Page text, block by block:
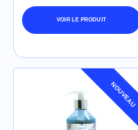
VOIR LE PRODUIT
NOUVEAU